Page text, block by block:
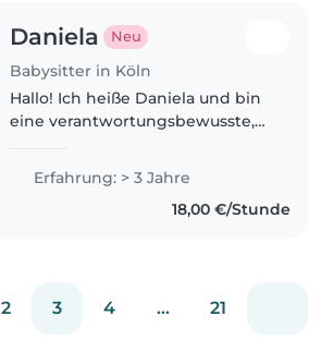
Daniela Neu
Babysitter in Köln
Hallo! Ich heiße Daniela und bin
eine verantwortungsbewusste,
Die Arbeit mit Kindern macht
mir große Freude, und es ist mir
wichtig, ihnen eine sichere,..
Erfahrung: > 3 Jahre
18,00 €/Stunde
2 3 4 ... 21